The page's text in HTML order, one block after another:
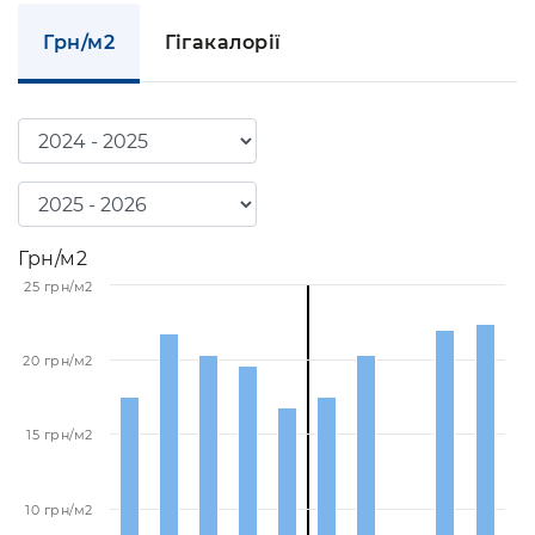
Грн/м2 Гігакалорії
Грн/м2
10 грн/м2
15 грн/м2
20 грн/м2
25 грн/м2